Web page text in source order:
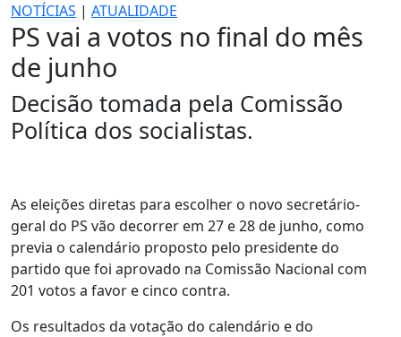
NOTÍCIAS | ATUALIDADE
PS vai a votos no final do mês
de junho
Decisão tomada pela Comissão
Política dos socialistas.
As eleições diretas para escolher o novo secretário-
geral do PS vão decorrer em 27 e 28 de junho, como
previa o calendário proposto pelo presidente do
partido que foi aprovado na Comissão Nacional com
201 votos a favor e cinco contra.
Os resultados da votação do calendário e do